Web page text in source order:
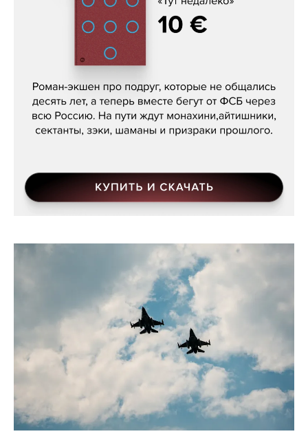
Кира Ярмыш, «Тут недалеко»